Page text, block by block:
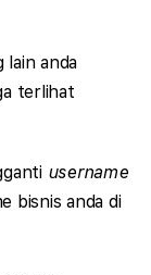
lain anda
terlihat
username
bisnis anda di